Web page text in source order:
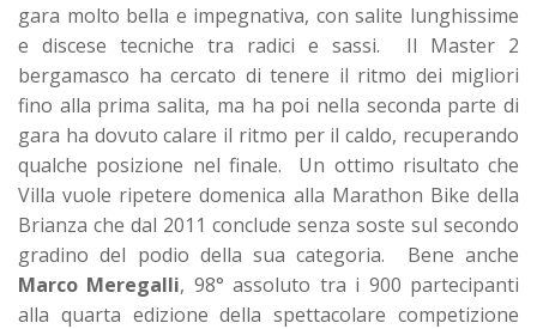
gara molto bella e impegnativa, con salite lunghissime
e discese tecniche tra radici e sassi. Il Master 2
bergamasco ha cercato di tenere il ritmo dei migliori
fino alla prima salita, ma ha poi nella seconda parte di
gara ha dovuto calare il ritmo per il caldo, recuperando
qualche posizione nel finale. Un ottimo risultato che
Villa vuole ripetere domenica alla Marathon Bike della
Brianza che dal 2011 conclude senza soste sul secondo
gradino del podio della sua categoria. Bene anche
Marco Meregalli, 98° assoluto tra i 900 partecipanti
alla quarta edizione della spettacolare competizione